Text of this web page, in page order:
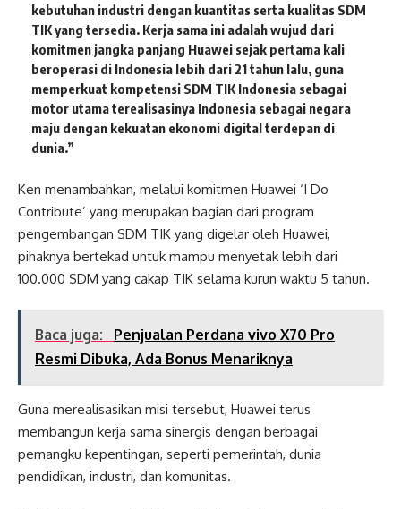
kebutuhan industri dengan kuantitas serta kualitas SDM
TIK yang tersedia. Kerja sama ini adalah wujud dari
komitmen jangka panjang Huawei sejak pertama kali
beroperasi di Indonesia lebih dari 21 tahun lalu, guna
memperkuat kompetensi SDM TIK Indonesia sebagai
motor utama terealisasinya Indonesia sebagai negara
maju dengan kekuatan ekonomi digital terdepan di
dunia.”
Ken menambahkan, melalui komitmen Huawei ‘I Do
Contribute’ yang merupakan bagian dari program
pengembangan SDM TIK yang digelar oleh Huawei,
pihaknya bertekad untuk mampu menyetak lebih dari
100.000 SDM yang cakap TIK selama kurun waktu 5 tahun.
Baca juga:
Penjualan Perdana vivo X70 Pro
Resmi Dibuka, Ada Bonus Menariknya
Guna merealisasikan misi tersebut, Huawei terus
membangun kerja sama sinergis dengan berbagai
pemangku kepentingan, seperti pemerintah, dunia
pendidikan, industri, dan komunitas.